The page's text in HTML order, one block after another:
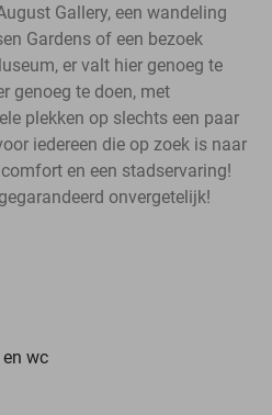
Gallery, een wandeling
Gardens of een bezoek
er valt hier genoeg te
genoeg te doen, met
plekken op slechts een paar
iedereen die op zoek is naar
en een stadservaring!
onvergetelijk!
wc